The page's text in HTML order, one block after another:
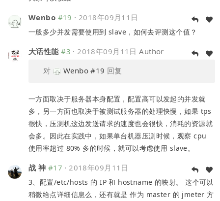
Wenbo #19 · 2018年09月11日
一般多少并发需要使用到 slave，如何去评测这个值？
大话性能 #3 · 2018年09月11日 Author
对
Wenbo #19 回复
一方面取决于服务器本身配置，配置高可以发起的并发就
多，另一方面也取决于被测试服务器的处理快慢，如果 tps
很快，压测机这边发送请求的速度也会很快，消耗的资源就
会多。因此在实践中，如果单台机器压测时候，观察 cpu
使用率超过 80% 多的时候，就可以考虑使用 slave。
战 神 #17 · 2018年09月11日
3、配置/etc/hosts 的 IP 和 hostname 的映射。 这个可以
稍微给点详细信息么，还有就是 作为 master 的 jmeter 方